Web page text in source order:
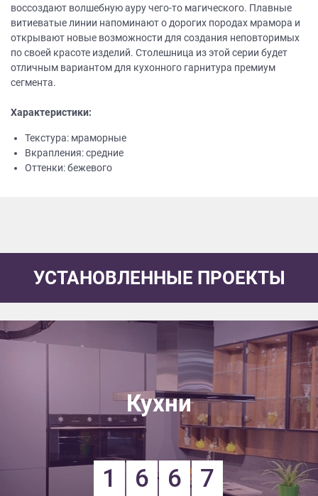
воссоздают волшебную ауру чего-то магического. Плавные
витиеватые линии напоминают о дорогих породах мрамора и
открывают новые возможности для создания неповторимых
по своей красоте изделий. Столешница из этой серии будет
отличным вариантом для кухонного гарнитура премиум
сегмента.
Характеристики:
Текстура: мраморные
Вкрапления: средние
Оттенки: бежевого
УСТАНОВЛЕННЫЕ ПРОЕКТЫ
Кухни
1 6 6 7